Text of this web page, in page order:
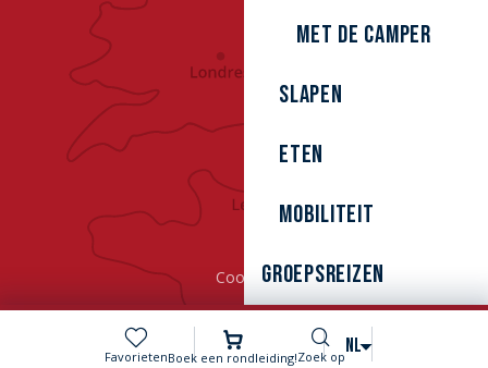
Voir les favoris
FavorietenBoek een rondleiding!
Zoek op
Zoek op NL
Met de camper
Slapen
Eten
Mobiliteit
Groepsreizen
Cookies